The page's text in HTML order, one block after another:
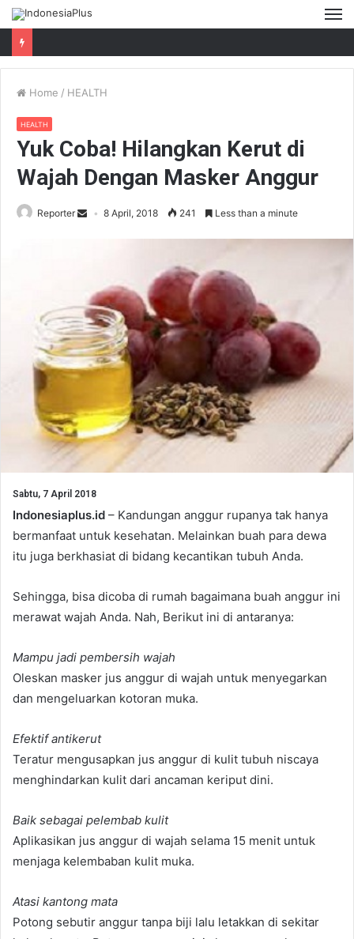
Home / HEALTH
HEALTH
Yuk Coba! Hilangkan Kerut di
Wajah Dengan Masker Anggur
Reporter 8 April, 2018 241 Less than a minute
Sabtu, 7 April 2018
Indonesiaplus.id – Kandungan anggur rupanya tak hanya
bermanfaat untuk kesehatan. Melainkan buah para dewa
itu juga berkhasiat di bidang kecantikan tubuh Anda.
Sehingga, bisa dicoba di rumah bagaimana buah anggur ini
merawat wajah Anda. Nah, Berikut ini di antaranya:
Mampu jadi pembersih wajah
Oleskan masker jus anggur di wajah untuk menyegarkan
dan mengeluarkan kotoran muka.
Efektif antikerut
Teratur mengusapkan jus anggur di kulit tubuh niscaya
menghindarkan kulit dari ancaman keriput dini.
Baik sebagai pelembab kulit
Aplikasikan jus anggur di wajah selama 15 menit untuk
menjaga kelembaban kulit muka.
Atasi kantong mata
Potong sebutir anggur tanpa biji lalu letakkan di sekitar